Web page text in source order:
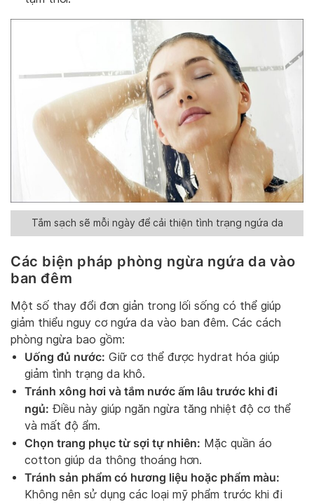
Tắm sạch sẽ mỗi ngày để cải thiện tình trạng ngứa da
Các biện pháp phòng ngừa ngứa da vào
ban đêm
Một số thay đổi đơn giản trong lối sống có thể giúp
giảm thiểu nguy cơ ngứa da vào ban đêm. Các cách
phòng ngừa bao gồm:
Uống đủ nước: Giữ cơ thể được hydrat hóa giúp
giảm tình trạng da khô.
Tránh xông hơi và tắm nước ấm lâu trước khi đi
ngủ: Điều này giúp ngăn ngừa tăng nhiệt độ cơ thể
và mất độ ẩm.
Chọn trang phục từ sợi tự nhiên: Mặc quần áo
cotton giúp da thông thoáng hơn.
Tránh sản phẩm có hương liệu hoặc phẩm màu:
Không nên sử dụng các loại mỹ phẩm trước khi đi